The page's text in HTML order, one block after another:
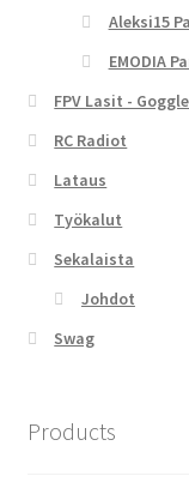
Aleksi15
EMODIA
FPV Lasit -
RC Radiot
Lataus
Työkalut
Sekalaista
Johdot
Swag
Products